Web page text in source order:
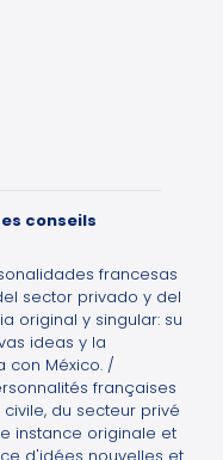
conseils
francesas
sector privado y del
original y singular: su
ideas y la
con México. /
françaises
du secteur privé
instance originale et